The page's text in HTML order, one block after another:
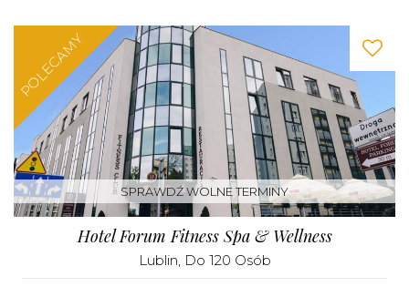
POLECAMY
SPRAWDŹ WOLNE TERMINY
Hotel Forum Fitness Spa & Wellness
Lublin , Do 120 Osób